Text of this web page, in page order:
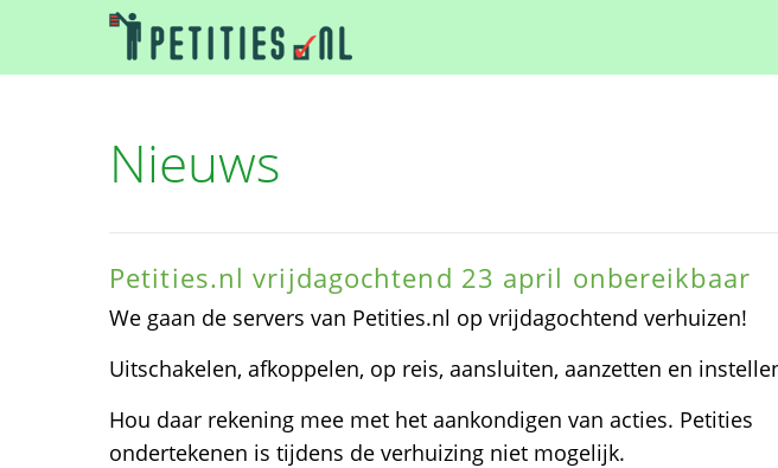
Nieuws
Petities.nl vrijdagochtend 23 april onbereikbaar
We gaan de servers van Petities.nl op vrijdagochtend verhuizen!
Uitschakelen, afkoppelen, op reis, aansluiten, aanzetten en
Hou daar rekening mee met het aankondigen van acties. Petities
ondertekenen is tijdens de verhuizing niet mogelijk.